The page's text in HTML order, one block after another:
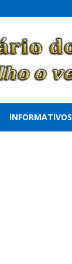
INFORMATIVOS